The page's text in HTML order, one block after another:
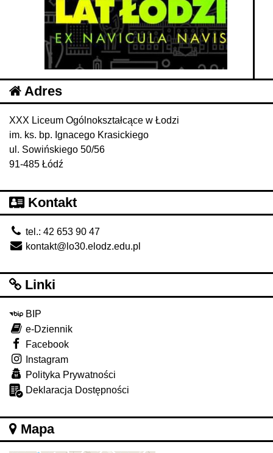
Adres
XXX Liceum Ogólnokształcące w Łodzi
im. ks. bp. Ignacego Krasickiego
ul. Sowińskiego 50/56
91-485 Łódź
Kontakt
tel.: 42 653 90 47
kontakt@lo30.elodz.edu.pl
Linki
BIP
e-Dziennik
Facebook
Instagram
Polityka Prywatności
Deklaracja Dostępności
Mapa